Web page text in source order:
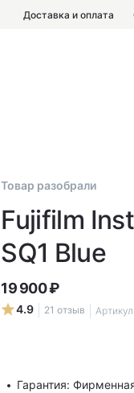
Доставка и оплата
Товар разобрали
Fujifilm
SQ1 Blue
19 900₽
4.9 21 отзыв Артикул:
Гарантия: